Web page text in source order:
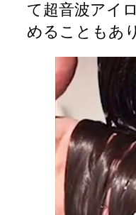
て超音波アイ
めることもあ